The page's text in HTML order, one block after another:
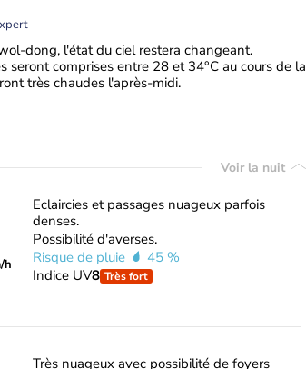
dong, l'état du ciel restera changeant.
seront comprises entre 28 et 34°C au cours de la
très chaudes l'après-midi.
Voir la nuit
h
Eclaircies et passages nuageux parfois
denses.
Possibilité d'averses.
Risque de pluie
45 %
Indice UV8 Très fort
Très nuageux avec possibilité de foyers